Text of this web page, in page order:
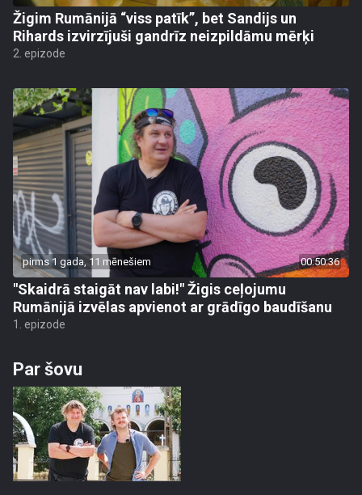
Žigim Rumānijā “viss patīk”, bet Sandijs un
Rihards izvirzījuši gandrīz neizpildāmu mērķi
2. epizode
pirms 1 gada, 11 mēnešiem 00:50:36
"Skaidrā staigāt nav labi!" Žigis ceļojumu
Rumānijā izvēlas apvienot ar grādīgo baudīšanu
1. epizode
Par šovu